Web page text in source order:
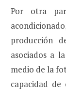
Por otra
producción
asociados a
medio de la
capacidad